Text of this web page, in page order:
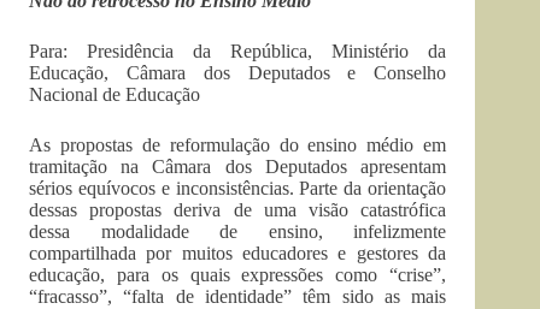
Para: Presidência da República, Ministério da
Educação, Câmara dos Deputados e Conselho
Nacional de Educação
As propostas de reformulação do ensino médio em
tramitação na Câmara dos Deputados apresentam
sérios equívocos e inconsistências. Parte da orientação
dessas propostas deriva de uma visão catastrófica
dessa modalidade de ensino, infelizmente
compartilhada por muitos educadores e gestores da
educação, para os quais expressões como “crise”,
“fracasso”, “falta de identidade” têm sido as mais